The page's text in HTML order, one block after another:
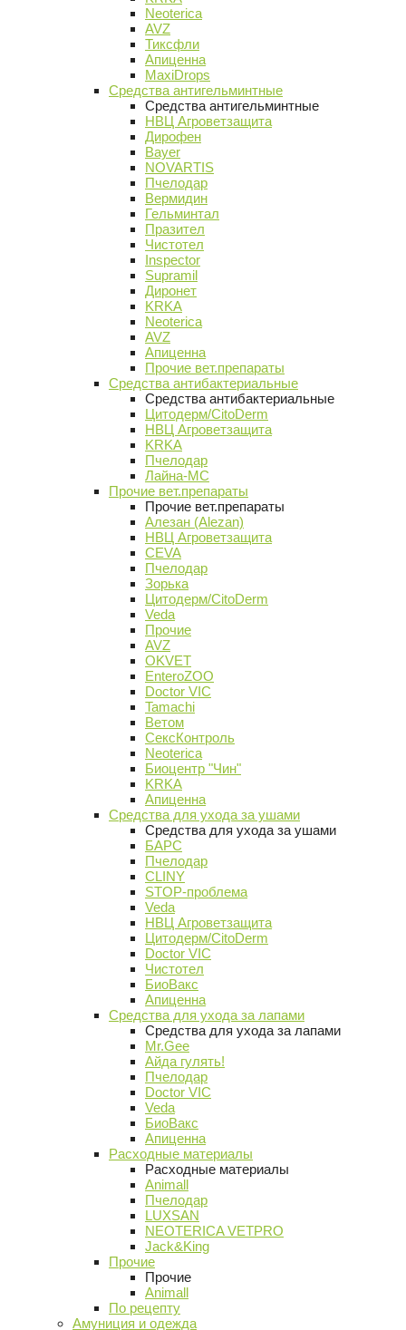
Neoterica
AVZ
Тиксфли
Апиценна
MaxiDrops
Средства антигельминтные
Средства антигельминтные
НВЦ Агроветзащита
Дирофен
Bayer
NOVARTIS
Пчелодар
Вермидин
Гельминтал
Празител
Чистотел
Inspector
Supramil
Диронет
KRKA
Neoterica
AVZ
Апиценна
Прочие вет.препараты
Средства антибактериальные
Средства антибактериальные
Цитодерм/CitoDerm
НВЦ Агроветзащита
KRKA
Пчелодар
Лайна-МС
Прочие вет.препараты
Прочие вет.препараты
Алезан (Alezan)
НВЦ Агроветзащита
CEVA
Пчелодар
Зорька
Цитодерм/CitoDerm
Veda
Прочие
AVZ
OKVET
EnteroZOO
Doctor VIC
Tamachi
Ветом
СексКонтроль
Neoterica
Биоцентр "Чин"
KRKA
Апиценна
Средства для ухода за ушами
Средства для ухода за ушами
БАРС
Пчелодар
CLINY
STOP-проблема
Veda
НВЦ Агроветзащита
Цитодерм/CitoDerm
Doctor VIC
Чистотел
БиоВакс
Апиценна
Средства для ухода за лапами
Средства для ухода за лапами
Mr.Gee
Айда гулять!
Пчелодар
Doctor VIC
Veda
БиоВакс
Апиценна
Расходные материалы
Расходные материалы
Animall
Пчелодар
LUXSAN
NEOTERICA VETPRO
Jack&King
Прочие
Прочие
Animall
По рецепту
Амуниция и одежда